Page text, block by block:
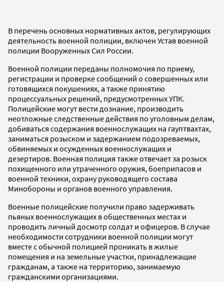
В перечень основных нормативных актов, регулирующих
деятельность военной полиции, включен Устав военной
полиции Вооруженных Сил России.
Военной полиции переданы полномочия по приему,
регистрации и проверке сообщений о совершенных или
готовящихся покушениях, а также принятию
процессуальных решений, предусмотренных УПК.
Полицейские могут вести дознание, производить
неотложные следственные действия по уголовным делам,
добиваться содержания военнослужащих на гауптвахтах,
заниматься розыском и задержанием подозреваемых,
обвиняемых и осужденных военнослужащих и
дезертиров. Военная полиция также отвечает за розыск
похищенного или утраченного оружия, боеприпасов и
военной техники, охрану руководящего состава
Минобороны и органов военного управления.
Военные полицейские получили право задерживать
пьяных военнослужащих в общественных местах и
проводить личный досмотр солдат и офицеров. В случае
необходимости сотрудники военной полиции могут
вместе с обычной полицией проникать в жилые
помещения и на земельные участки, принадлежащие
гражданам, а также на территорию, занимаемую
гражданскими организациями.